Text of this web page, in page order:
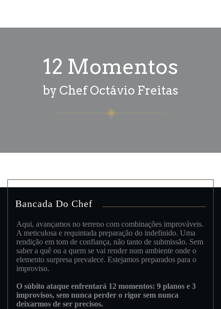
Bancada Do Chef
Aqui, avançamos no terreno com combinações improváveis.
A meticulosa e requintada preparação do indefinido. Uma
rendição em tom de confiança, não tanto de submissão. Sem
saber a quê ou a quem se vai render num ambiente onde o
elemento surpresa prevalece. Estejamos preparados para o
improviso.
O súbito ataque enfrentará 12 momentos: 9 planos e 3
improvisos, sem nunca perder o rigor sem nunca
deixarmos de ser precisos.
12 Momentos
by Chef Octávio Freitas